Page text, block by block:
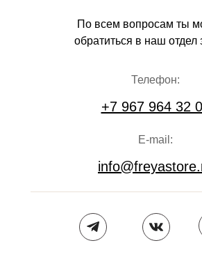
По всем вопросам ты
обратиться в наш отдел
Телефон:
+7 967 964 32
E-mail: